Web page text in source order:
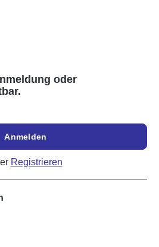
oder
Anmelden
Registrieren